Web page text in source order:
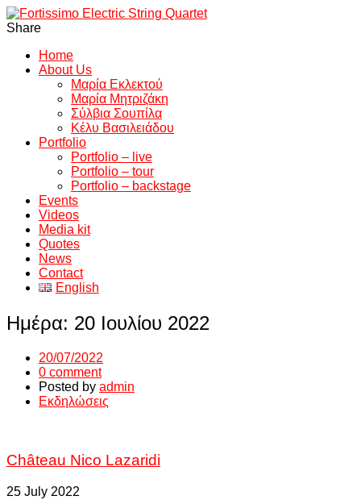
Share
Home
About Us
Μαρία Εκλεκτού
Μαρία Μητριζάκη
Σύλβια Σουπίλα
Κέλυ Βασιλειάδου
Portfolio
Portfolio – live
Portfolio – tour
Portfolio – backstage
Events
Videos
Media kit
Quotes
News
Contact
English
Ημέρα: 20 Ιουλίου 2022
20/07/2022
0 comment
Posted by admin
Εκδηλώσεις
Château Nico Lazaridi
25 July 2022